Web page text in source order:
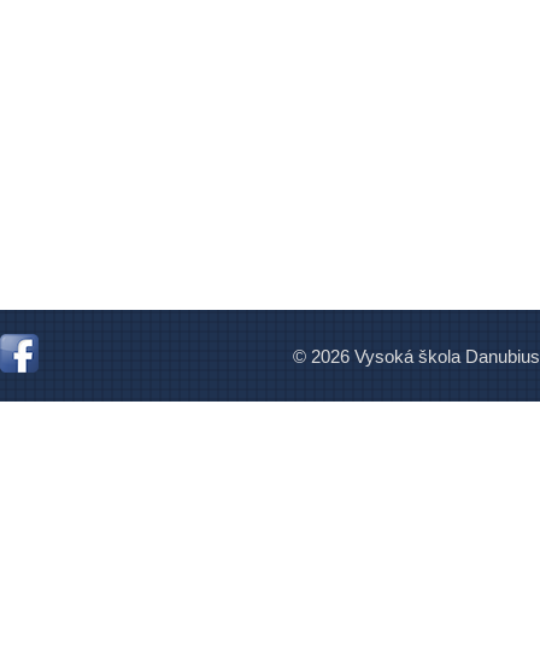
© 2026 Vysoká škola Danubius